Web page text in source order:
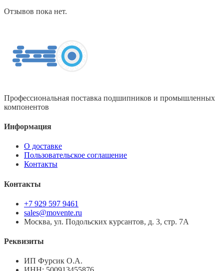
Отзывов пока нет.
Профессиональная поставка подшипников и промышленных
компонентов
Информация
О доставке
Пользовательское соглашение
Контакты
Контакты
+7 929 597 9461
sales@movente.ru
Москва, ул. Подольских курсантов, д. 3, стр. 7А
Реквизиты
ИП Фурсик О.А.